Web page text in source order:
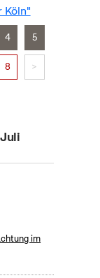
Köln"
4 5
8 >
im